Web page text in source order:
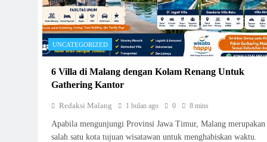
UNCATEGORIZED
6 Villa di Malang dengan Kolam Renang Untuk
Gathering Kantor
Redaksi Malang 1 bulan ago 0 8 mins
Apabila mengunjungi Provinsi Jawa Timur, Malang merupakan
salah satu kota tujuan wisatawan untuk menghabiskan waktu.